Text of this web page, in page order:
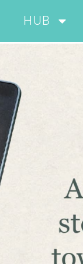
HUB